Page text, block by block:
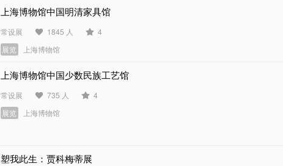
上海博物馆中国明清家具馆
常设展 1845 人
4
展览
上海博物馆
上海博物馆中国少数民族工艺馆
常设展 735 人
4
展览
上海博物馆
塑我此生：贾科梅蒂展